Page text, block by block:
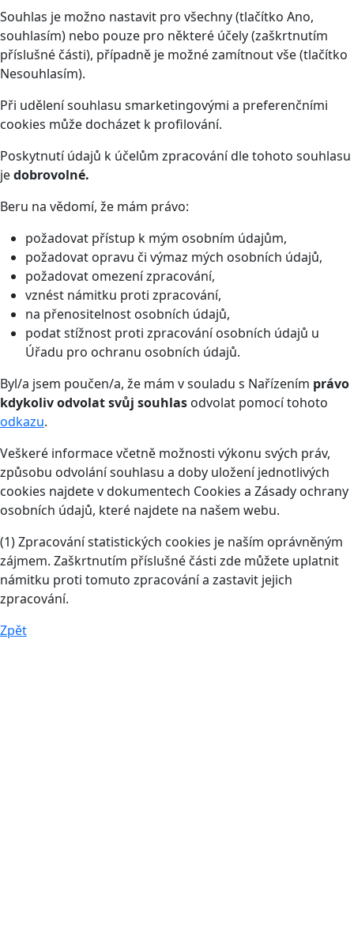
Souhlas je možno nastavit pro všechny (tlačítko Ano,
souhlasím) nebo pouze pro některé účely (zaškrtnutím
příslušné části), případně je možné zamítnout vše (tlačítko
Nesouhlasím).
Při udělení souhlasu smarketingovými a preferenčními
cookies může docházet k profilování.
Poskytnutí údajů k účelům zpracování dle tohoto souhlasu
jedobrovolné.
Beru na vědomí, že mám právo:
požadovat přístup k mým osobním údajům,
požadovat opravu či výmaz mých osobních údajů,
požadovat omezení zpracování,
vznést námitku proti zpracování,
na přenositelnost osobních údajů,
podat stížnost proti zpracování osobních údajů u
Úřadu pro ochranu osobních údajů.
Byl/a jsem poučen/a, že mám v souladu s Nařízením právo
kdykoliv odvolat svůj souhlas odvolat pomocí tohoto
odkazu.
Veškeré informace včetně možnosti výkonu svých práv,
způsobu odvolání souhlasu a doby uložení jednotlivých
cookies najdete v dokumentech Cookies a Zásady ochrany
osobních údajů, které najdete na našem webu.
(1) Zpracování statistických cookies je naším oprávněným
zájmem. Zaškrtnutím příslušné části zde můžete uplatnit
námitku proti tomuto zpracování a zastavit jejich
zpracování.
Zpět